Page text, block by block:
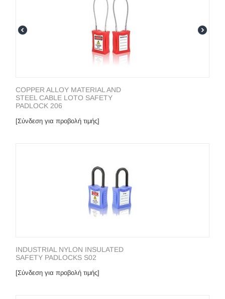
COPPER ALLOY MATERIAL AND
STEEL CABLE LOTO SAFETY
PADLOCK 206
[Σύνδεση για προβολή τιμής]
INDUSTRIAL NYLON INSULATED
SAFETY PADLOCKS S02
[Σύνδεση για προβολή τιμής]